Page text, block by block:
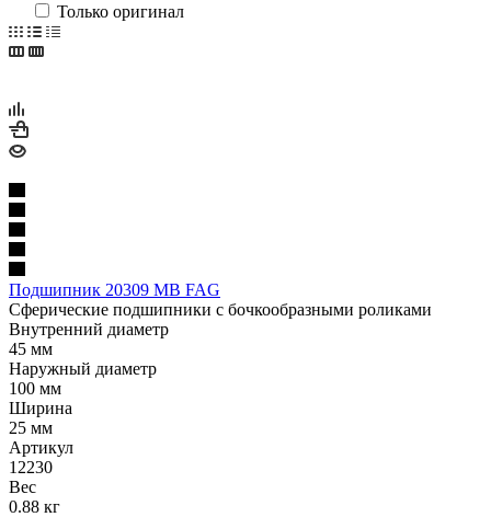
Только оригинал
Подшипник 20309 MB FAG
Сферические подшипники с бочкообразными роликами
Внутренний диаметр
45 мм
Наружный диаметр
100 мм
Ширина
25 мм
Артикул
12230
Вес
0.88 кг